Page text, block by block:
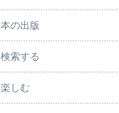
本の出版
検索する
楽しむ